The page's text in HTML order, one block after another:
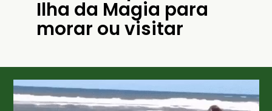
Ilha da Magia para
morar ou visitar